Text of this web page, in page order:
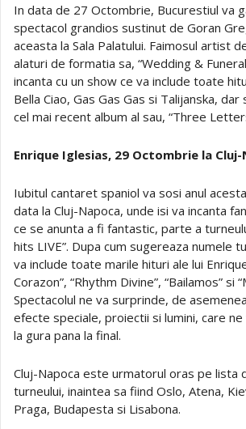
In data de 27 Octombrie, Bucurestiul va
spectacol grandios sustinut de Goran
aceasta la Sala Palatului. Faimosul artist
alaturi de formatia sa, “Wedding &
incanta cu un show ce va include toate
Bella Ciao, Gas Gas Gas si Talijanska,
cel mai recent album al sau, “Three
Enrique Iglesias, 29 Octombrie la
Iubitul cantaret spaniol va sosi anul
data la Cluj-Napoca, unde isi va incanta
ce se anunta a fi fantastic, parte a
hits LIVE”. Dupa cum sugereaza numele
va include toate marile hituri ale lui
Corazon”, “Rhythm Divine”, “Bailamos” si
Spectacolul ne va surprinde, de
efecte speciale, proiectii si lumini, care
la gura pana la final.
Cluj-Napoca este urmatorul oras pe lista
turneului, inaintea sa fiind Oslo, Atena,
Praga, Budapesta si Lisabona.